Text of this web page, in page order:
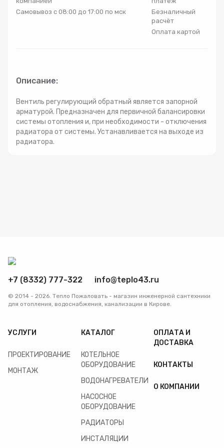
Радиаторы
Комплекты оборудования для скважины
Комплект оборудования для отопления
Самовывоз с 08:00 до 17:00 по мск
Безналичный
расчёт
Оплата картой
Описание:
Вентиль регулирующий обратный является запорной
арматурой. Предназначен для первичной балансировки
системы отопления и, при необходимости - отключения
радиатора от системы. Устанавливается на выходе из
радиатора.
+7 (8332) 777-322 info@teplo43.ru
© 2014 - 2026. Тепло Пожаловать - магазин инженерной сантехники
для отопления, водоснабжения, канализации в Кирове.
УСЛУГИ
ПРОЕКТИРОВАНИЕ
МОНТАЖ
КАТАЛОГ
КОТЕЛЬНОЕ
ОБОРУДОВАНИЕ
ВОДОНАГРЕВАТЕЛИ
НАСОСНОЕ
ОБОРУДОВАНИЕ
РАДИАТОРЫ
ИНСТАЛЯЦИИ
ОПЛАТА И
ДОСТАВКА
КОНТАКТЫ
О КОМПАНИИ